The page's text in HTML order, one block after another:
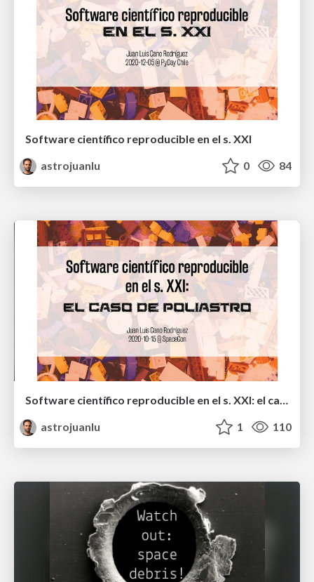
Software científico reproducible en el s. XXI
astrojuanlu
0 84
Software científico reproducible en el s. XXI: el caso de poliastro
astrojuanlu
1 110